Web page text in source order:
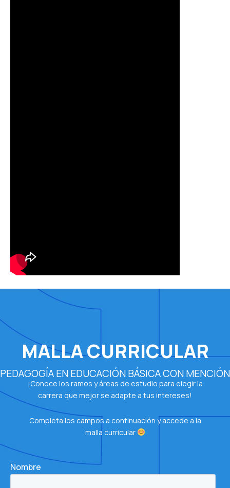
MALLA CURRICULAR
PEDAGOGÍA EN EDUCACIÓN BÁSICA CON MENCIÓN
¡Conoce los ramos y áreas de estudio para elegir la
carrera que mejor se adapte a tus intereses!
Completa los campos a continuación y accede a la
malla curricular